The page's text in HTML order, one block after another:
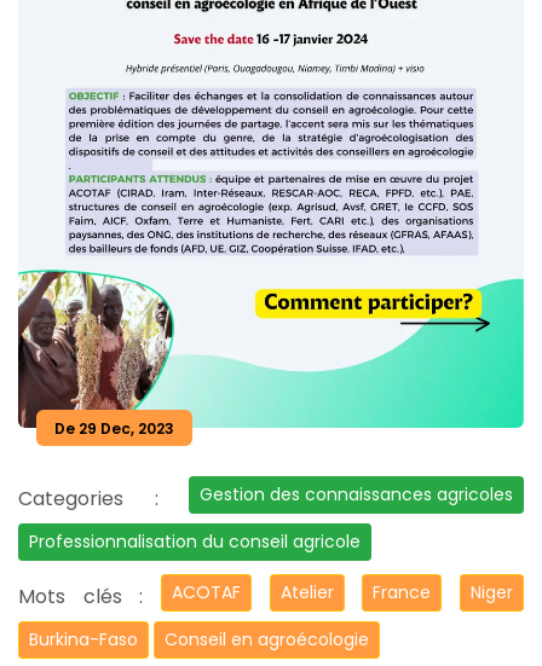
De 29 Dec, 2023
Categories :
Gestion des connaissances agricoles
Professionnalisation du conseil agricole
Mots clés : ACOTAF Atelier France
Niger
Burkina-Faso
Conseil en agroécologie